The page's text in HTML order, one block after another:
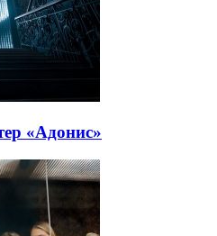
«Адонис»